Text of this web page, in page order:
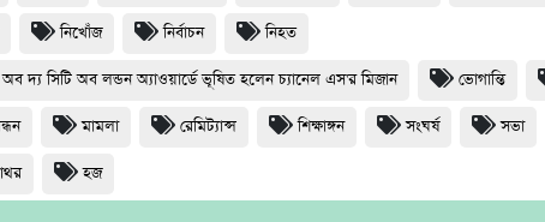
নিখোঁজ নির্বাচন নিহত
অব দ্য সিটি অব লন্ডন অ্যাওয়ার্ডে ভূষিত হলেন চ্যানেল এস'র মিজান ভোগান্তি
মামলা রেমিট্যান্স শিক্ষাঙ্গন সংঘর্ষ সভা
হজ